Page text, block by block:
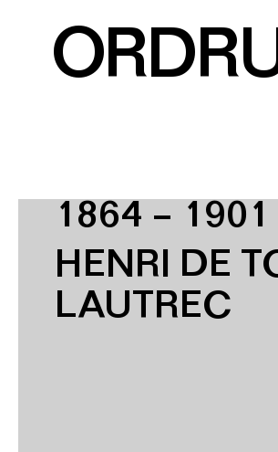
1864 – 1901
HENRI DE
LAUTREC